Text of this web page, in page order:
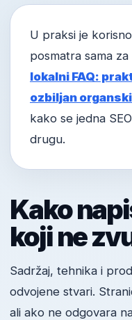
U praksi je
posmatra sama
lokalni FAQ:
ozbiljan
kako se jedna
drugu.
Kako
koji ne
Sadržaj, tehnika i
odvojene stvari.
ali ako ne odgovara